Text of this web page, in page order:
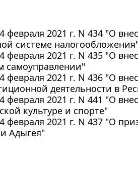
февраля 2021 г. N 434 "О
системе
февраля 2021 г. N 435 "О
самоуправлении"
февраля 2021 г. N 436 "О
деятельности в
февраля 2021 г. N 441 "О
культуре и спорте"
февраля 2021 г. N 437 "О
Адыгея"